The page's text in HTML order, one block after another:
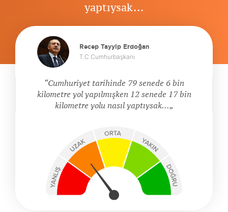
yaptıysak...
Recep Tayyip Erdoğan
T.C Cumhurbaşkanı
Cumhuriyet tarihinde 79 senede 6 bin
kilometre yol yapılmışken 12 senede 17 bin
kilometre yolu nasıl yaptıysak...